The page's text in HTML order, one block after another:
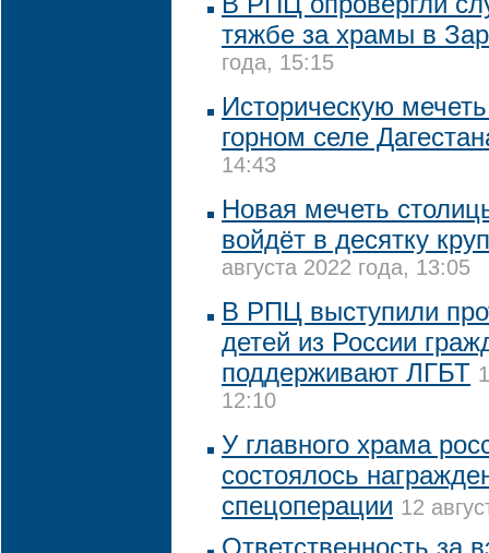
тяжбе за храмы в
года, 15:15
Историческую
горном селе
14:43
Новая мечеть
войдёт в десятку
августа 2022 года, 13:05
В РПЦ выступили
детей из России
поддерживают ЛГБТ
12:10
У главного храма
состоялось
спецоперации 12
Ответственность за